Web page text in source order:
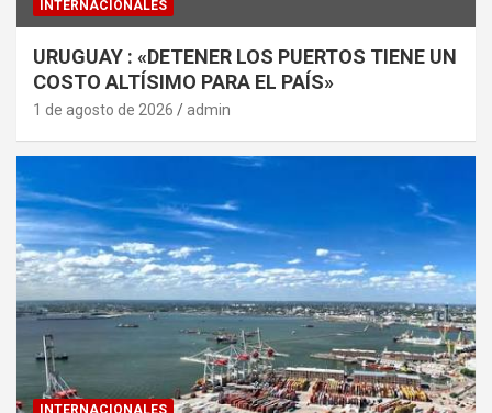
INTERNACIONALES
URUGUAY : «DETENER LOS PUERTOS TIENE UN
COSTO ALTÍSIMO PARA EL PAÍS»
1 de agosto de 2026 admin
INTERNACIONALES